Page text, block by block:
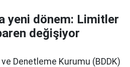
yeni dönem: Limitler
değişiyor
ve Denetleme Kurumu (BDDK)